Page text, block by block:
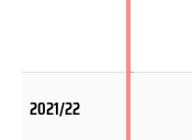
2021/22